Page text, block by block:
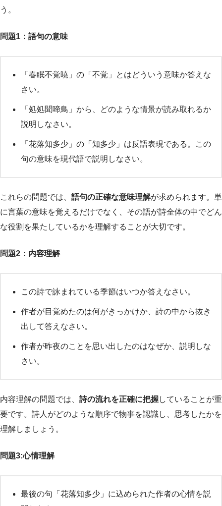
う。
問題1：語句の意味
「春眠不覚暁」の「不覚」とはどういう意味か答えな
さい。
「処処聞啼鳥」から、どのような情景が読み取れるか
説明しなさい。
「花落知多少」の「知多少」は反語表現である。この
句の意味を現代語で説明しなさい。
これらの問題では、 語句の正確な意味理解が求められます。単
に言葉の意味を覚えるだけでなく、その語が詩全体の中でどん
な役割を果たしているかを理解することが大切です。
問題2：内容理解
この詩で詠まれている季節はいつか答えなさい。
作者が目覚めたのは何がきっかけか、詩の中から抜き
出して答えなさい。
作者が昨夜のことを思い出したのはなぜか、説明しな
さい。
内容理解の問題では、 詩の流れを正確に把握していることが重
要です。詩人がどのような順序で物事を認識し、思考したかを
理解しましょう。
問題3:心情理解
最後の句「花落知多少」に込められた作者の心情を説